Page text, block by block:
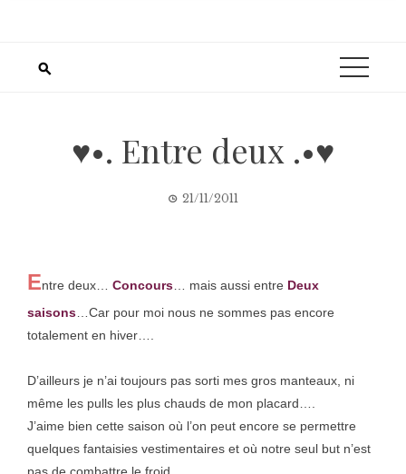
♥•. Entre deux .•♥
21/11/2011
Entre deux… Concours … mais aussi entre Deux
saisons …Car pour moi nous ne sommes pas encore
totalement en hiver….
D’ailleurs je n’ai toujours pas sorti mes gros manteaux, ni
même les pulls les plus chauds de mon placard….
J’aime bien cette saison où l’on peut encore se permettre
quelques fantaisies vestimentaires et où notre seul but n’est